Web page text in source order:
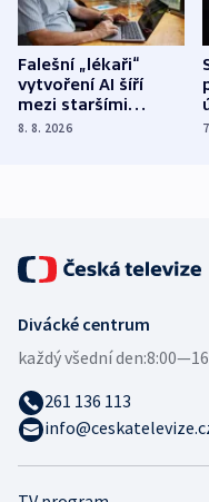
Falešní „lékaři“
vytvoření AI šíří
mezi staršími
Poláky nebezpečné
8. 8. 2026
Divácké centrum
každý všední den:
261 136 113